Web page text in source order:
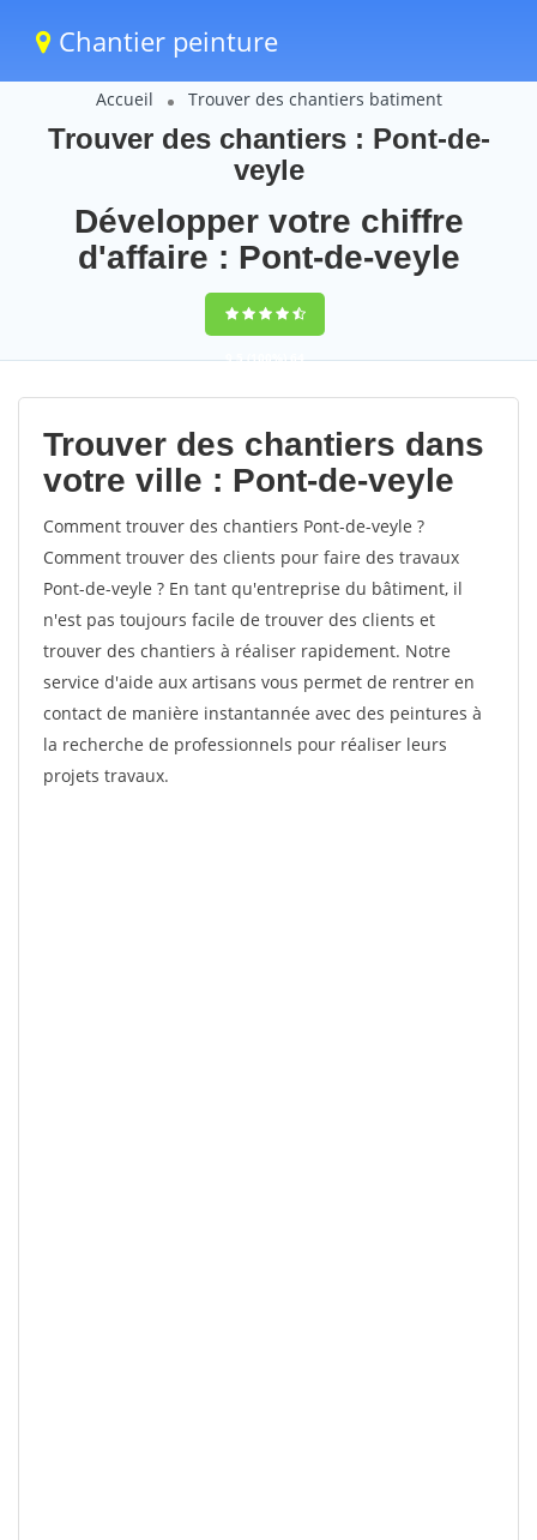
Chantier peinture
Accueil Trouver des chantiers batiment
Trouver des chantiers : Pont-de-
veyle
Développer votre chiffre
d'affaire : Pont-de-veyle
9,5(100%)64
votes
Trouver des chantiers dans
votre ville : Pont-de-veyle
Comment trouver des chantiers Pont-de-veyle ?
Comment trouver des clients pour faire des travaux
Pont-de-veyle ? En tant qu'entreprise du bâtiment, il
n'est pas toujours facile de trouver des clients et
trouver des chantiers à réaliser rapidement. Notre
service d'aide aux artisans vous permet de rentrer en
contact de manière instantannée avec des peintures à
la recherche de professionnels pour réaliser leurs
projets travaux.